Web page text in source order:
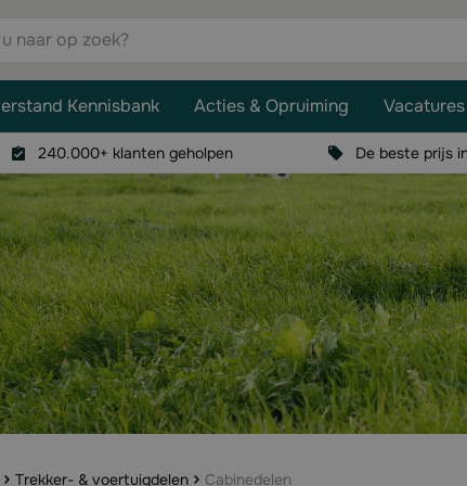
op zoek?
Kennisbank Acties & Opruiming Vacatures
240.000+ klanten geholpen De beste prijs
Trekker- & voertuigdelen Cabinedelen